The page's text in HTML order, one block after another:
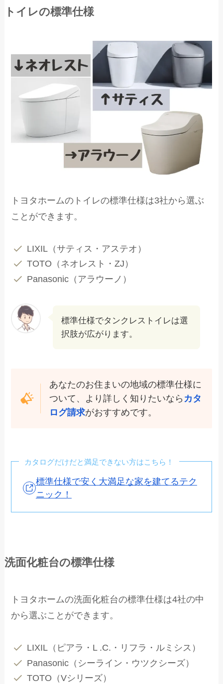
トイレの標準仕様
トヨタホームのトイレの標準仕様は3社から選ぶ
ことができます。
LIXIL（サティス・アステオ）
TOTO（ネオレスト・ZJ）
Panasonic（アラウーノ）
標準仕様でタンクレストイレは選
択肢が広がります。
あなたのお住まいの地域の標準仕様に
ついて、より詳しく知りたいなら カタ
ログ請求がおすすめです。
カタログだけだと満足できない方はこちら！
標準仕様で安く大満足な家を建てるテク
ニック！
洗面化粧台の標準仕様
トヨタホームの洗面化粧台の標準仕様は4社の中
から選ぶことができます。
LIXIL（ピアラ・L .C.・リフラ・ルミシス）
Panasonic（シーライン・ウツクシーズ）
TOTO（Vシリーズ）